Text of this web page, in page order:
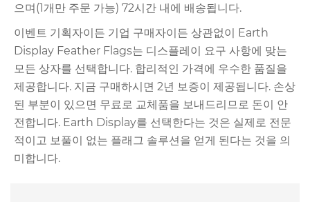
으며(1개만 주문 가능) 72시간 내에 배송됩니다.
이벤트 기획자이든 기업 구매자이든 상관없이 Earth
Display Feather Flags는 디스플레이 요구 사항에 맞는
모든 상자를 선택합니다. 합리적인 가격에 우수한 품질을
제공합니다. 지금 구매하시면 2년 보증이 제공됩니다. 손상
된 부분이 있으면 무료로 교체품을 보내드리므로 돈이 안
전합니다. Earth Display를 선택한다는 것은 실제로 전문
적이고 보풀이 없는 플래그 솔루션을 얻게 된다는 것을 의
미합니다.